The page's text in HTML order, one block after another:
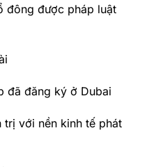
đông được pháp luật
đã đăng ký ở Dubai
trị với nền kinh tế phát